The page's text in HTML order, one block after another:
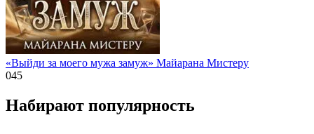
«Выйди за моего мужа замуж» Майарана Мистеру
045
Набирают популярность